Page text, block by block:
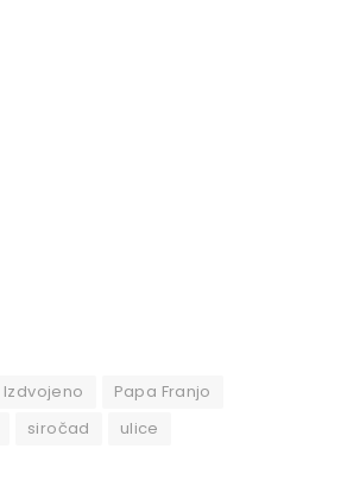
Izdvojeno
Papa Franjo
siročad ulice